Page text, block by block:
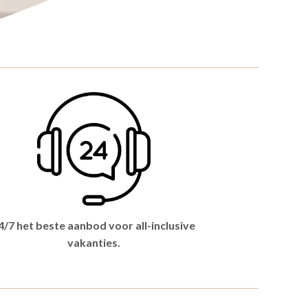
7 het beste aanbod voor all-inclusive
vakanties.